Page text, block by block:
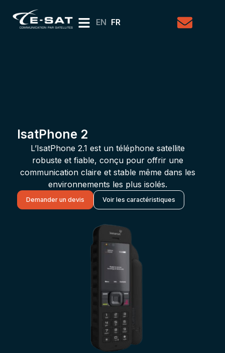
EN FR
IsatPhone 2
L’IsatPhone 2.1 est un téléphone satellite
robuste et fiable, conçu pour offrir une
communication claire et stable même dans les
environnements les plus isolés.
Demander un devis Voir les caractéristiques